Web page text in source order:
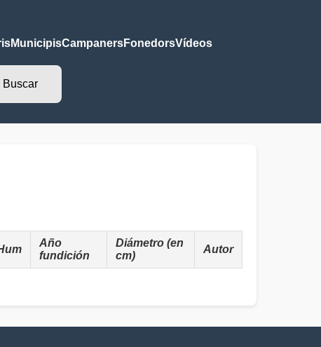
MunicipisCampanersFonedorsVídeos
Año
fundición
Diámetro (en
cm)
Autor